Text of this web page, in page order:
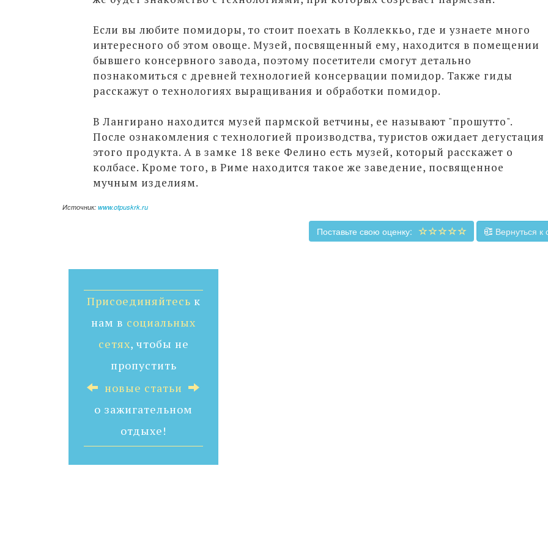
Если вы любите помидоры, то стоит поехать в Коллеккьо, где и узнаете много
интересного об этом овоще. Музей, посвященный ему, находится в помещении
бывшего консервного завода, поэтому посетители смогут детально
познакомиться с древней технологией консервации помидор. Также гиды
расскажут о технологиях выращивания и обработки помидор.
В Лангирано находится музей пармской ветчины, ее называют "прошутто".
После ознакомления с технологией производства, туристов ожидает дегустация
этого продукта. А в замке 18 веке Фелино есть музей, который расскажет о
колбасе. Кроме того, в Риме находится такое же заведение, посвященное
мучным изделиям.
Источник: www.otpuskrk.ru
Поставьте свою оценку: Вернуться к
Присоединяйтесь к
нам в социальных
сетях, чтобы не
пропустить
новые статьи
о зажигательном
отдыхе!